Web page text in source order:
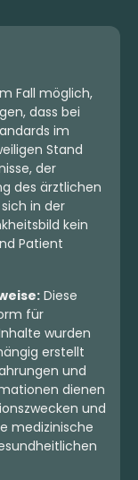
Fall möglich,
dass bei
im
Stand
der
des ärztlichen
in der
kein
Patient
Diese
für
wurden
erstellt
und
dienen
und
medizinische